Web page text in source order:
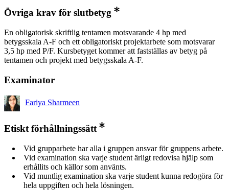
Övriga krav för slutbetyg
En obligatorisk skriftlig tentamen motsvarande 4 hp med
betygsskala A-F och ett obligatoriskt projektarbete som motsvarar
3,5 hp med P/F. Kursbetyget kommer att fastställas av betyg på
tentamen och projekt med betygsskala A-F.
Examinator
Fariya Sharmeen
Etiskt förhållningssätt
Vid grupparbete har alla i gruppen ansvar för gruppens arbete.
Vid examination ska varje student ärligt redovisa hjälp som
erhållits och källor som använts.
Vid muntlig examination ska varje student kunna redogöra för
hela uppgiften och hela lösningen.